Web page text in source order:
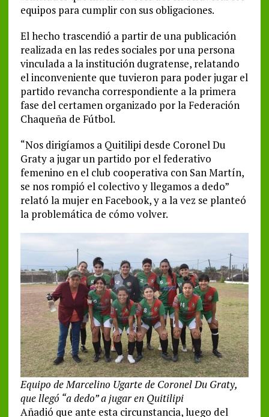
equipos para cumplir con sus obligaciones.
El hecho trascendió a partir de una publicación
realizada en las redes sociales por una persona
vinculada a la institución dugratense, relatando
el inconveniente que tuvieron para poder jugar el
partido revancha correspondiente a la primera
fase del certamen organizado por la Federación
Chaqueña de Fútbol.
“Nos dirigíamos a Quitilipi desde Coronel Du
Graty a jugar un partido por el federativo
femenino en el club cooperativa con San Martín,
se nos rompió el colectivo y llegamos a dedo”
relató la mujer en Facebook, y a la vez se planteó
la problemática de cómo volver.
Equipo de Marcelino Ugarte de Coronel Du Graty,
que llegó “a dedo” a jugar en Quitilipi
Añadió que ante esta circunstancia, luego del